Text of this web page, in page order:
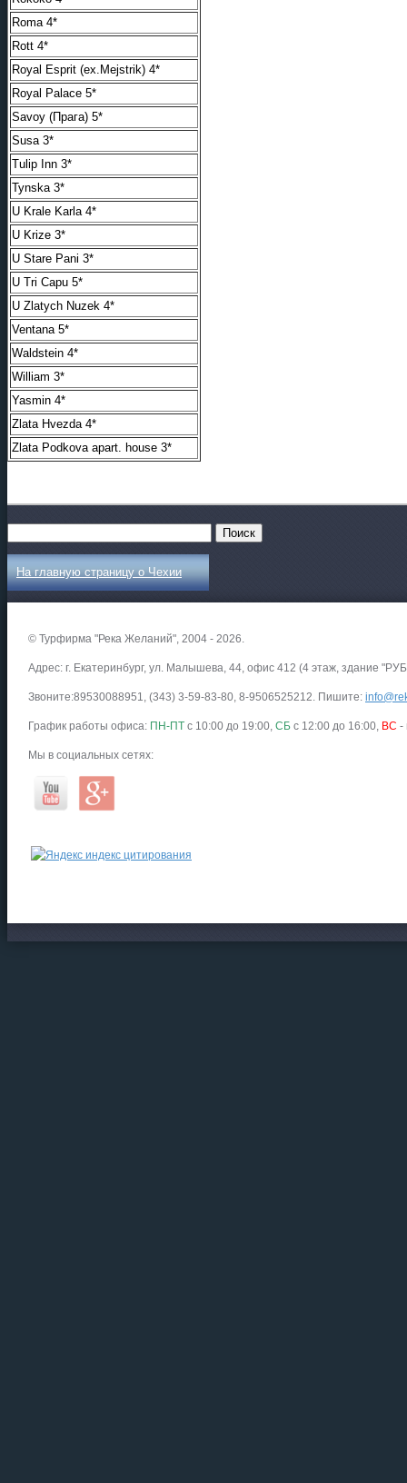
Roma 4*
Rott 4*
Royal Esprit (ex.Mejstrik) 4*
Royal Palace 5*
Savoy (Прага) 5*
Susa 3*
Tulip Inn 3*
Tynska 3*
U Krale Karla 4*
U Krize 3*
U Stare Pani 3*
U Tri Capu 5*
U Zlatych Nuzek 4*
Ventana 5*
Waldstein 4*
William 3*
Yasmin 4*
Zlata Hvezda 4*
Zlata Podkova apart. house 3*
На главную страницу о Чехии
© Турфирма "Река Желаний", 2004 - 2026.
Адрес: г. Екатеринбург, ул. Малышева, 44, офис 412 (4 этаж, здание
Звоните:89530088951, (343) 3-59-83-80, 8-9506525212. Пишите:
График работы офиса: ПН-ПТ с 10:00 до 19:00, СБ с 12:00 до 16:00, ВС -
Мы в социальных сетях: